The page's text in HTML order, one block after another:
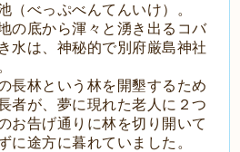
（べっぷべんてんいけ）。
の底から渾々と湧き出るコバ
水は、神秘的で別府厳島神社
長林という林を開墾するため
者が、夢に現れた老人に２つ
お告げ通りに林を切り開いて
に途方に暮れていました。